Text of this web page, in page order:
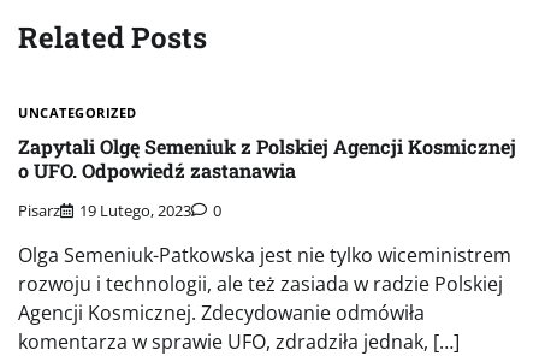
Related Posts
UNCATEGORIZED
Zapytali Olgę Semeniuk z Polskiej Agencji Kosmicznej
o UFO. Odpowiedź zastanawia
Pisarz 19 Lutego, 2023 0
Olga Semeniuk-Patkowska jest nie tylko wiceministrem
rozwoju i technologii, ale też zasiada w radzie Polskiej
Agencji Kosmicznej. Zdecydowanie odmówiła
komentarza w sprawie UFO, zdradziła jednak, […]